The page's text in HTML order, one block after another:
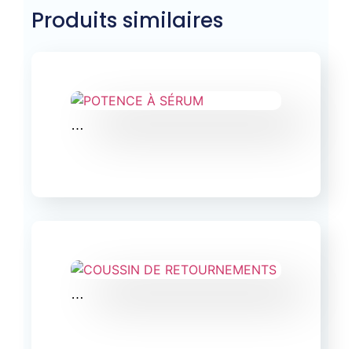
Produits similaires
…
…